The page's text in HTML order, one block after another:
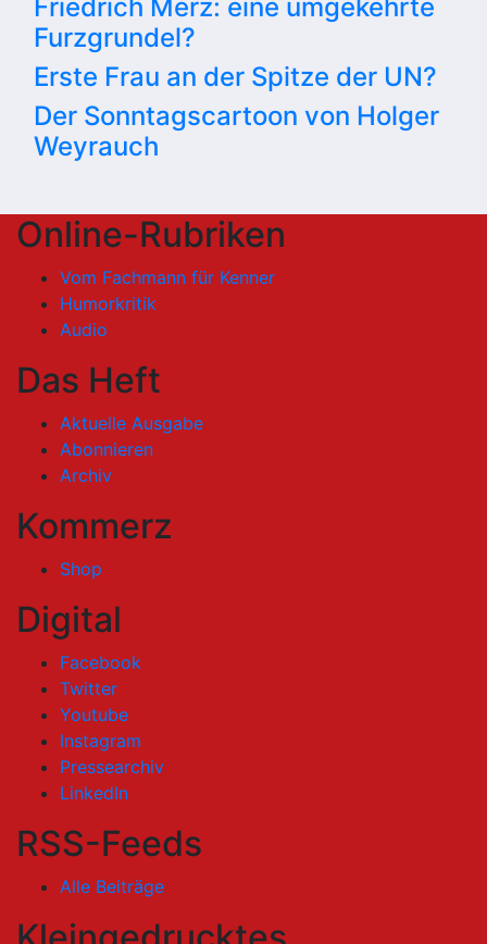
Friedrich Merz: eine umgekehrte
Furzgrundel?
Erste Frau an der Spitze der UN?
Der Sonntagscartoon von Holger
Weyrauch
Online-Rubriken
Vom Fachmann für Kenner
Humorkritik
Audio
Das Heft
Aktuelle Ausgabe
Abonnieren
Archiv
Kommerz
Shop
Digital
Facebook
Twitter
Youtube
Instagram
Pressearchiv
LinkedIn
RSS-Feeds
Alle Beiträge